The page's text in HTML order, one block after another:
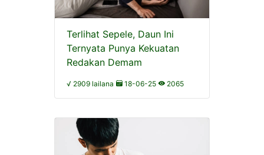
Terlihat Sepele, Daun Ini
Ternyata Punya Kekuatan
Redakan Demam
√ 2909 lailana 18-06-25 2065